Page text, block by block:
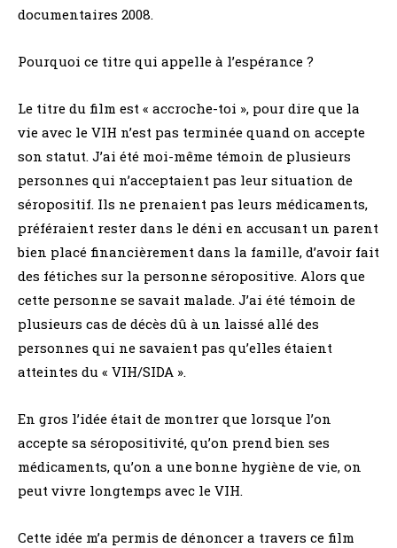
documentaires 2008.
Pourquoi ce titre qui appelle à l’espérance ?
Le titre du film est « accroche-toi », pour dire que la
vie avec le VIH n’est pas terminée quand on accepte
son statut. J’ai été moi-même témoin de plusieurs
personnes qui n’acceptaient pas leur situation de
séropositif. Ils ne prenaient pas leurs médicaments,
préféraient rester dans le déni en accusant un parent
bien placé financièrement dans la famille, d’avoir fait
des fétiches sur la personne séropositive. Alors que
cette personne se savait malade. J’ai été témoin de
plusieurs cas de décès dû à un laissé allé des
personnes qui ne savaient pas qu’elles étaient
atteintes du « VIH/SIDA ».
En gros l’idée était de montrer que lorsque l’on
accepte sa séropositivité, qu’on prend bien ses
médicaments, qu’on a une bonne hygiène de vie, on
peut vivre longtemps avec le VIH.
Cette idée m’a permis de dénoncer a travers ce film